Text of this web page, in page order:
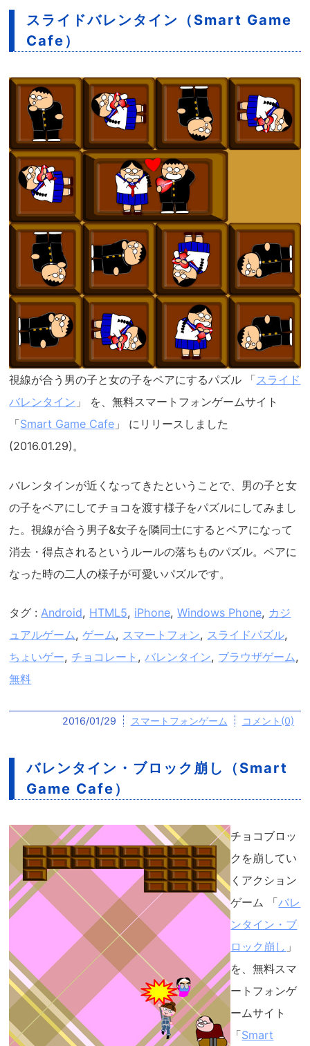
スライドバレンタイン（Smart Game
Cafe）
視線が合う男の子と女の子をペアにするパズル 「スライド
バレンタイン 」 を、無料スマートフォンゲームサイト
「Smart Game Cafe 」 にリリースしました
(2016.01.29)。
バレンタインが近くなってきたということで、男の子と女
の子をペアにしてチョコを渡す様子をパズルにしてみまし
た。視線が合う男子&女子を隣同士にするとペアになって
消去・得点されるというルールの落ちものパズル。ペアに
なった時の二人の様子が可愛いパズルです。
タグ : Android, HTML5, iPhone,Windows Phone, カジ
ュアルゲーム,ゲーム, スマートフォン, スライドパズル,
ちょいゲー, チョコレート ,バレンタイン, ブラウザゲーム,
無料
2016/01/29 スマートフォンゲーム コメント(0)
バレンタイン・ブロック崩し（Smart
Game Cafe）
チョコブロッ
クを崩してい
くアクション
ゲーム 「バレ
ンタイン・ブ
ロック崩し 」
を、無料スマ
ートフォンゲ
ームサイト
「Smart